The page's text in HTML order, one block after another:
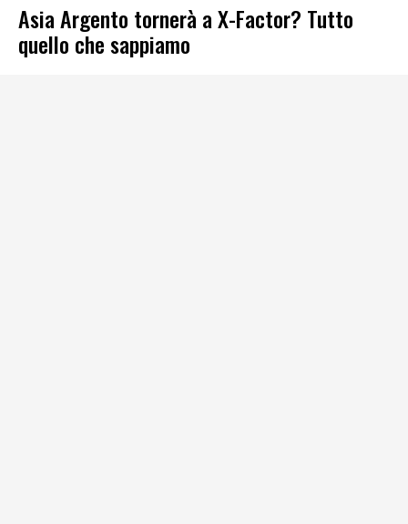
Asia Argento tornerà a X-Factor? Tutto
quello che sappiamo